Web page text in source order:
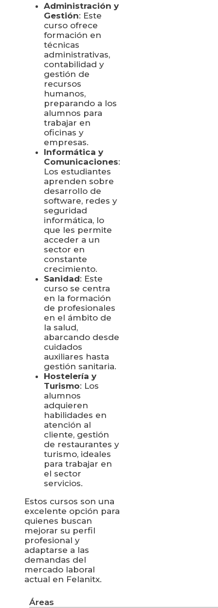
Administración y
Gestión: Este
curso ofrece
formación en
técnicas
administrativas,
contabilidad y
gestión de
recursos
humanos,
preparando a los
alumnos para
trabajar en
oficinas y
empresas.
Informática y
Comunicaciones:
Los estudiantes
aprenden sobre
desarrollo de
software, redes y
seguridad
informática, lo
que les permite
acceder a un
sector en
constante
crecimiento.
Sanidad: Este
curso se centra
en la formación
de profesionales
en el ámbito de
la salud,
abarcando desde
cuidados
auxiliares hasta
gestión sanitaria.
Hostelería y
Turismo: Los
alumnos
adquieren
habilidades en
atención al
cliente, gestión
de restaurantes y
turismo, ideales
para trabajar en
el sector
servicios.
Estos cursos son una
excelente opción para
quienes buscan
mejorar su perfil
profesional y
adaptarse a las
demandas del
mercado laboral
actual en Felanitx.
Áreas